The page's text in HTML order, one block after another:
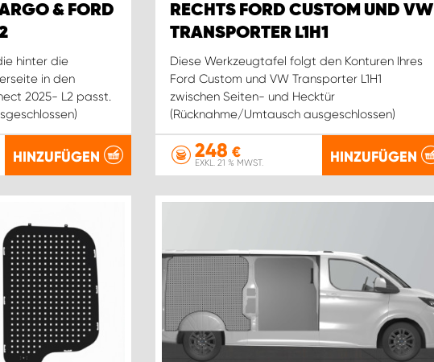
& FORD
hinter die
in den
2025- L2 passt.
HINZUFÜGEN
RECHTS FORD CUSTOM UND VW
TRANSPORTER L1H1
Diese Werkzeugtafel folgt den Konturen Ihres
Ford Custom und VW Transporter L1H1
zwischen Seiten- und Hecktür
(Rücknahme/Umtausch ausgeschlossen)
248 €
EXKL. 21 % MWST. HINZUFÜGEN